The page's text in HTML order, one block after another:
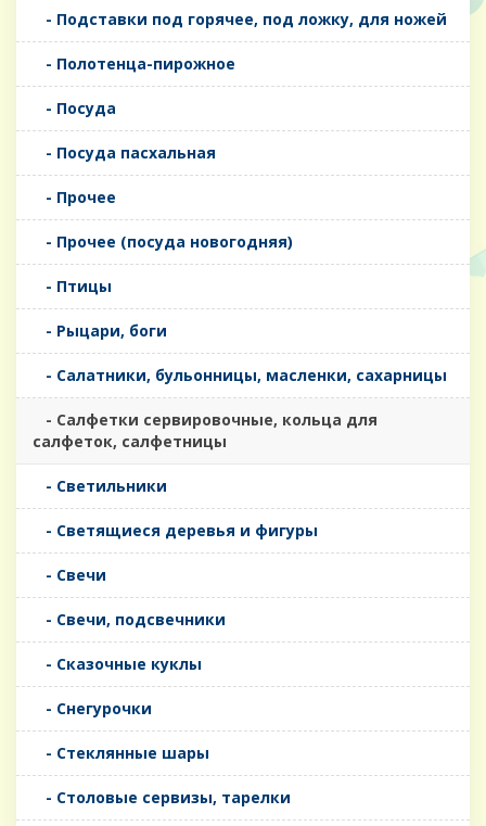
- Подставки под горячее, под ложку, для ножей
- Полотенца-пирожное
- Посуда
- Посуда пасхальная
- Прочее
- Прочее (посуда новогодняя)
- Птицы
- Рыцари, боги
- Салатники, бульонницы, масленки, сахарницы
- Салфетки сервировочные, кольца для
салфеток, салфетницы
- Светильники
- Светящиеся деревья и фигуры
- Свечи
- Свечи, подсвечники
- Сказочные куклы
- Снегурочки
- Стеклянные шары
- Столовые сервизы, тарелки